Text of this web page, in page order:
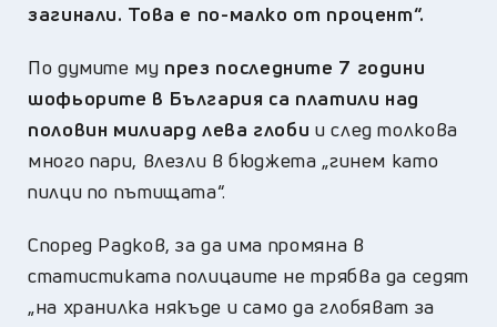
загинали. Това е по-малко от процент“.
По думите му през последните 7 години
шофьорите в България са платили над
половин милиард лева глобии след толкова
много пари, влезли в бюджета „гинем като
пилци по пътищата“.
Според Радков, за да има промяна в
статистиката полицаите не трябва да седят
„на хранилка някъде и само да глобяват за